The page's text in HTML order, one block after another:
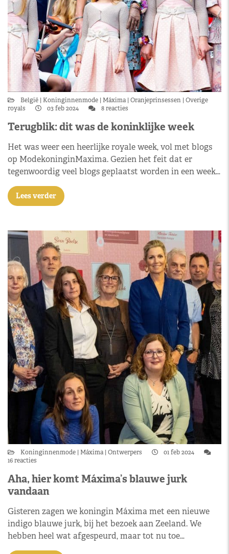
België Koninginnenmode Máxima Oranjeprinsessen Overige
royals
03 feb 2024 8 reacties
Terugblik: dit was de koninklijke week
Het was weer een heerlijke royale week, vol met blogs
op ModekoninginMaxima. Gezien het feit dat er
tegenwoordig veel blogs geplaatst worden in een week…
Lees verder
Koninginnenmode Máxima Ontwerpers
01 feb 2024
16 reacties
Aha, hier komt Máxima’s blauwe jurk
vandaan
Gisteren zagen we koningin Máxima met een nieuwe
indigo blauwe jurk, bij het bezoek aan Zeeland. We
hebben heel wat afgespeurd, maar tot nu toe…